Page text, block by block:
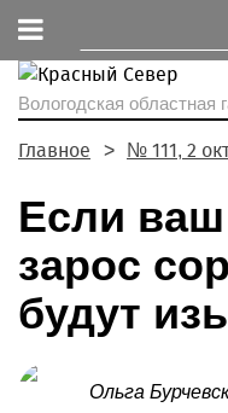
Вологодская областная
Главное № 111, 2
Если ваш
зарос
будут
Ольга